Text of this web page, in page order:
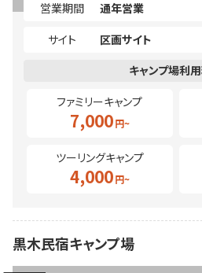
営業期間
通年営業
サイト
区画サイト
ファミリーキャンプ
7,000
ツーリングキャンプ
4,000
黒木民宿キャンプ場